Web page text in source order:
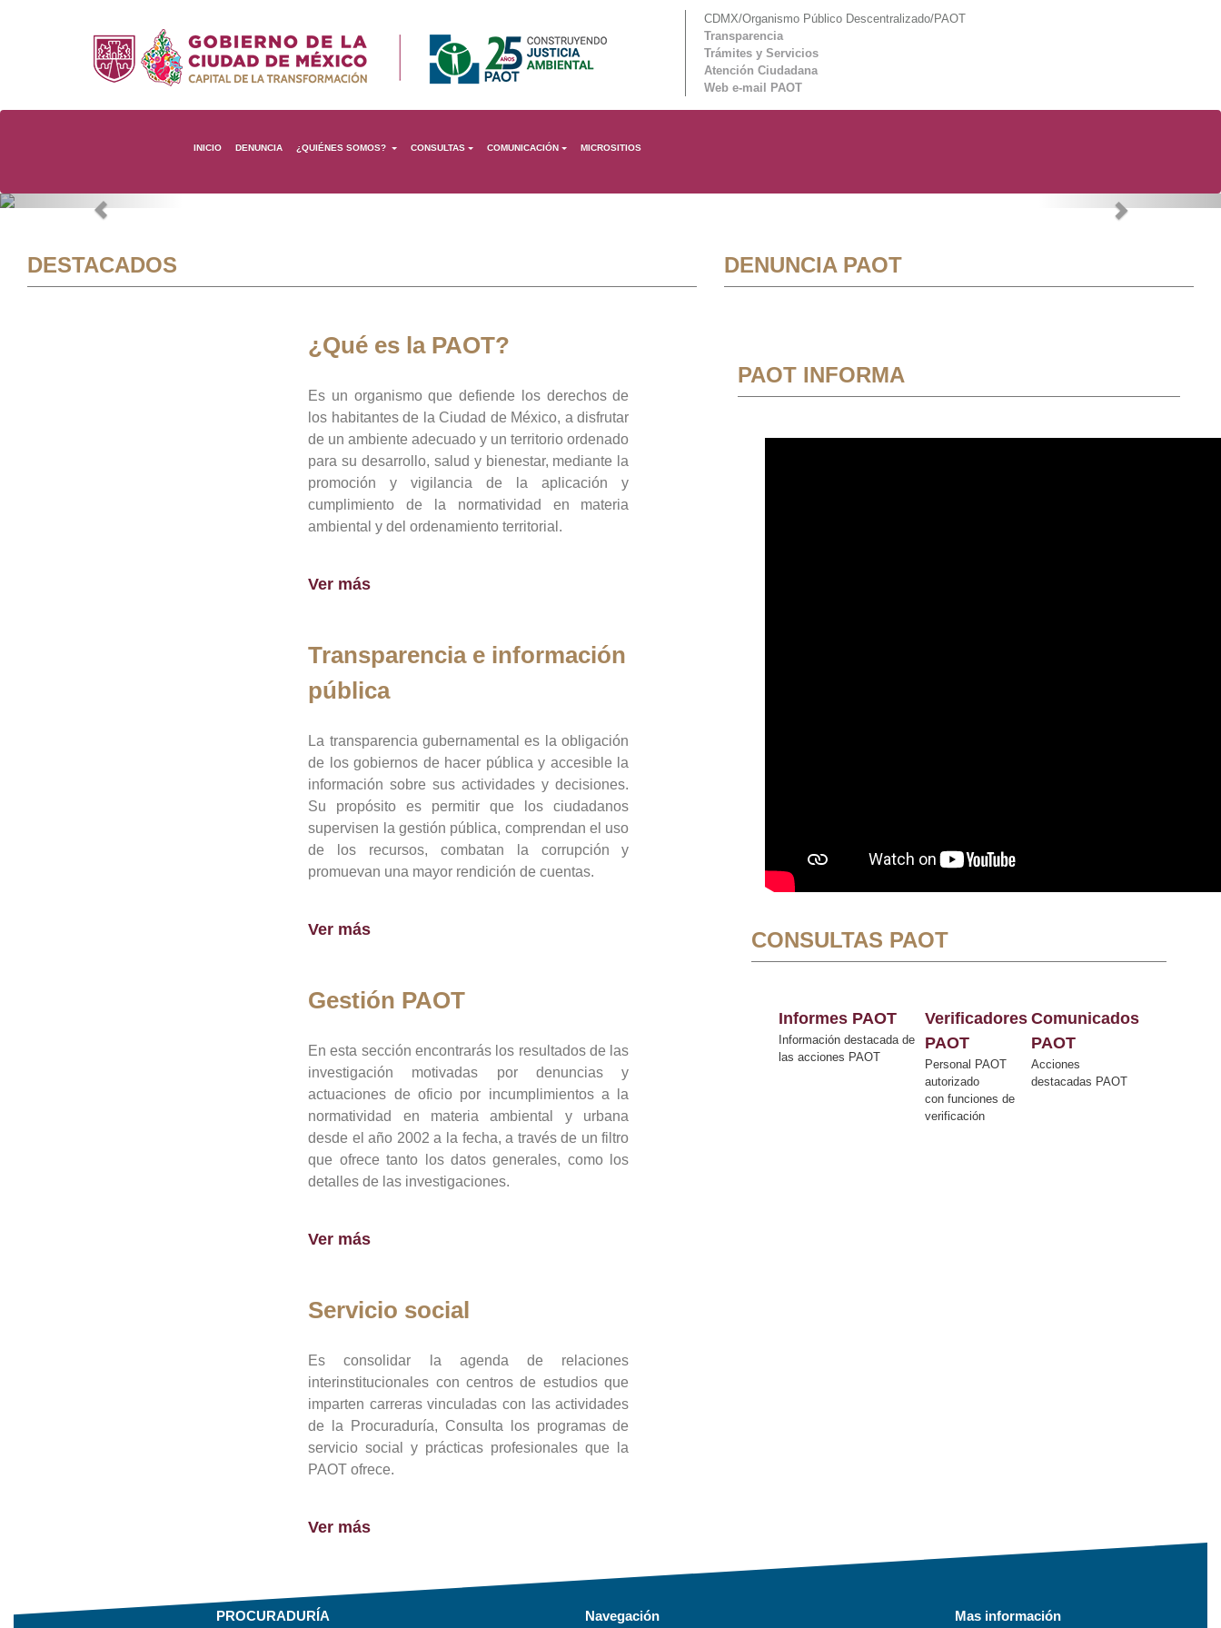
CDMX/Organismo Público Descentralizado/PAOT
Transparencia
Trámites y Servicios
Atención Ciudadana
Web e-mail PAOT
INICIO DENUNCIA ¿QUIÉNES SOMOS? CONSULTAS COMUNICACIÓN MICROSITIOS
Previous Next
DESTACADOS
¿Qué es la PAOT?
Es un organismo que defiende los derechos de
los habitantes de la Ciudad de México, a disfrutar
de un ambiente adecuado y un territorio ordenado
para su desarrollo, salud y bienestar, mediante la
promoción y vigilancia de la aplicación y
cumplimiento de la normatividad en materia
ambiental y del ordenamiento territorial.
Ver más
Transparencia e información
pública
La transparencia gubernamental es la obligación
de los gobiernos de hacer pública y accesible la
información sobre sus actividades y decisiones.
Su propósito es permitir que los ciudadanos
supervisen la gestión pública, comprendan el uso
de los recursos, combatan la corrupción y
promuevan una mayor rendición de cuentas.
Ver más
Gestión PAOT
En esta sección encontrarás los resultados de las
investigación motivadas por denuncias y
actuaciones de oficio por incumplimientos a la
normatividad en materia ambiental y urbana
desde el año 2002 a la fecha, a través de un filtro
que ofrece tanto los datos generales, como los
detalles de las investigaciones.
Ver más
Servicio social
Es consolidar la agenda de relaciones
interinstitucionales con centros de estudios que
imparten carreras vinculadas con las actividades
de la Procuraduría, Consulta los programas de
servicio social y prácticas profesionales que la
PAOT ofrece.
Ver más
DENUNCIA PAOT
PAOT INFORMA
CONSULTAS PAOT
Informes PAOT
Información destacada de
las acciones PAOT
Verificadores
PAOT
Personal PAOT
autorizado
con funciones de
verificación
Comunicados
PAOT
Acciones
destacadas PAOT
PROCURADURÍA Navegación Mas información